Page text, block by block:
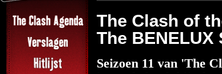
The Clash of
The BENELUX
Seizoen 11 van 'The